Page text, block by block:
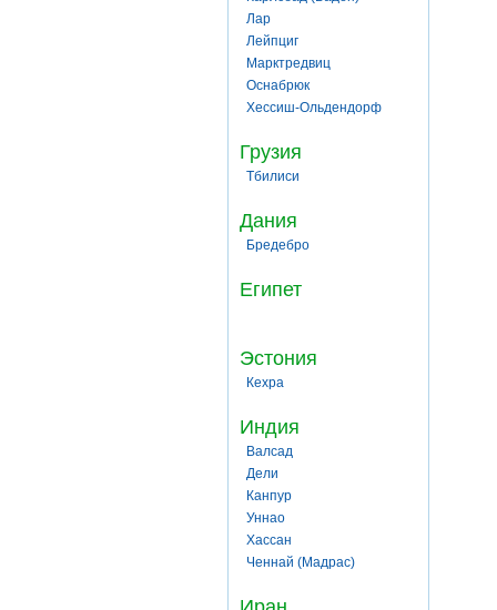
Лар
Лейпциг
Марктредвиц
Оснабрюк
Хессиш-Ольдендорф
Грузия
Тбилиси
Дания
Бредебро
Египет
Эстония
Кехра
Индия
Валсад
Дели
Канпур
Уннао
Хассан
Ченнай (Мадрас)